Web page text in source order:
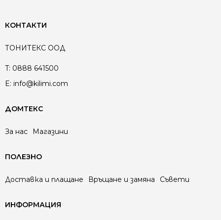
КОНТАКТИ
ТОНИТЕКС ООД
T: 0888 641500
E: info@kilimi.com
ДОМТЕКС
За нас Магазини
ПОЛЕЗНО
Доставка и плащане Връщане и замяна Съвети
ИНФОРМАЦИЯ